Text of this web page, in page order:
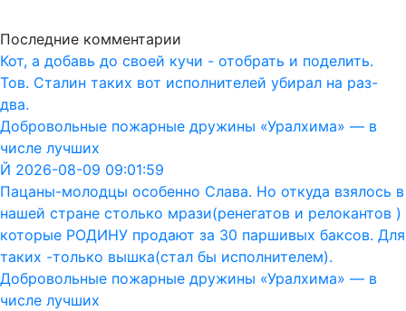
Последние комментарии
Кот, а добавь до своей кучи - отобрать и поделить.
Тов. Сталин таких вот исполнителей убирал на раз-
два.
Добровольные пожарные дружины «Уралхима» — в
числе лучших
Й 2026-08-09 09:01:59
Пацаны-молодцы особенно Слава. Но откуда взялось в
нашей стране столько мрази(ренегатов и релокантов )
которые РОДИНУ продают за 30 паршивых баксов. Для
таких -только вышка(стал бы исполнителем).
Добровольные пожарные дружины «Уралхима» — в
числе лучших